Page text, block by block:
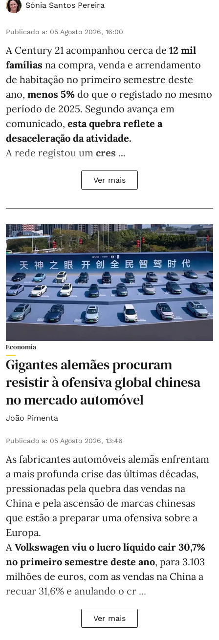
Sónia Santos Pereira
Publicado a: 05 Agosto 2026, 16:00
A Century 21 acompanhou cerca de 12 mil
famílias na compra, venda e arrendamento
de habitação no primeiro semestre deste
ano, menos 5% do que o registado no mesmo
período de 2025. Segundo avança em
comunicado, esta quebra reflete a
desaceleração da atividade.
A rede registou um cres ...
Ver mais
Economia
Gigantes alemães procuram
resistir à ofensiva global chinesa
no mercado automóvel
João Pimenta
Publicado a: 05 Agosto 2026, 13:46
As fabricantes automóveis alemãs enfrentam
a mais profunda crise das últimas décadas,
pressionadas pela quebra das vendas na
China e pela ascensão de marcas chinesas
que estão a preparar uma ofensiva sobre a
Europa.
A Volkswagen viu o lucro líquido cair 30,7%
no primeiro semestre deste ano, para 3.103
milhões de euros, com as vendas na China a
recuar 31,6% e anulando o cr ...
Ver mais